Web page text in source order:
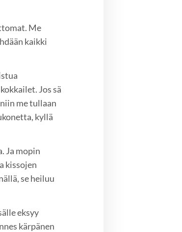
Me
kaikki
Jos sä
me tullaan
kyllä
Ja mopin
kissojen
se heiluu
eksyy
kärpänen